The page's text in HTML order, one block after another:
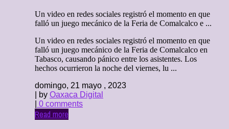
Un video en redes sociales registró el momento en que
falló un juego mecánico de la Feria de Comalcalco e ...
Un video en redes sociales registró el momento en que
falló un juego mecánico de la Feria de Comalcalco en
Tabasco, causando pánico entre los asistentes. Los
hechos ocurrieron la noche del viernes, lu ...
domingo, 21 mayo , 2023
| by Oaxaca Digital
0 comments
Read more